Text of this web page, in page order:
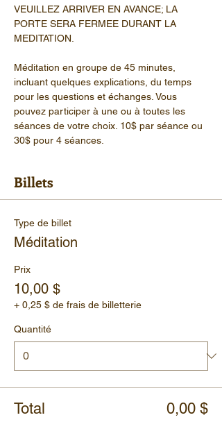
VEUILLEZ ARRIVER EN AVANCE; LA
PORTE SERA FERMEE DURANT LA
MEDITATION.
Méditation en groupe de 45 minutes,
incluant quelques explications, du temps
pour les questions et échanges. Vous
pouvez participer à une ou à toutes les
séances de votre choix. 10$ par séance ou
30$ pour 4 séances.
Billets
Type de billet
Méditation
Prix
10,00 $
+ 0,25 $ de frais de billetterie
Quantité
Total 0,00 $